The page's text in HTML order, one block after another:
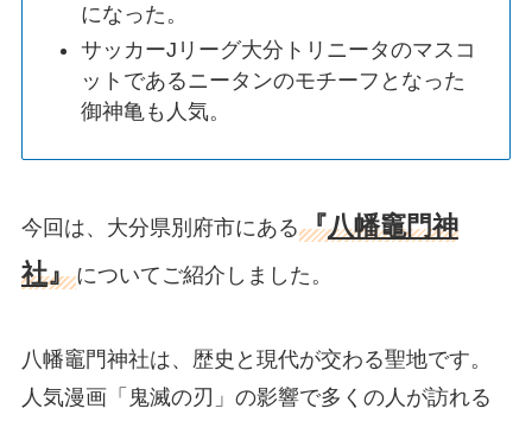
になった。
サッカーJリーグ大分トリニータのマスコ
ットであるニータンのモチーフとなった
御神亀も人気。
今回は、大分県別府市にある『八幡竈門神
社』についてご紹介しました。
八幡竈門神社は、歴史と現代が交わる聖地です。
人気漫画「鬼滅の刃」の影響で多くの人が訪れる